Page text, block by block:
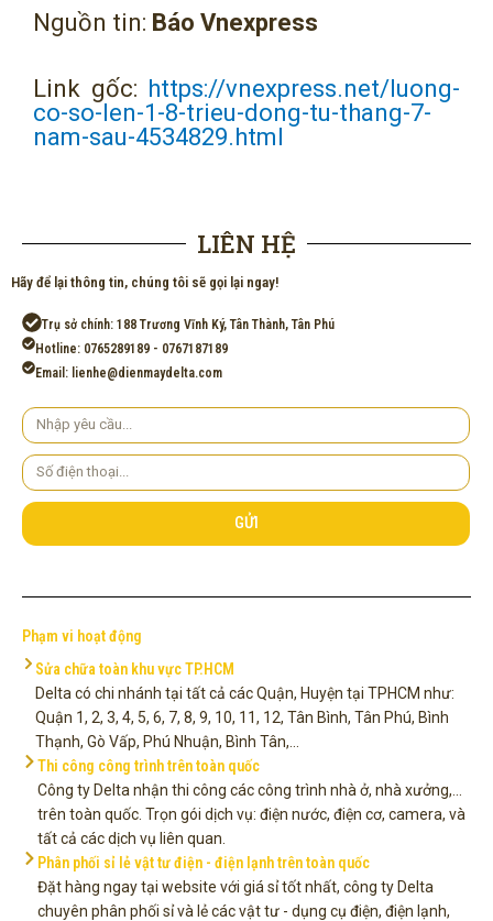
Nguồn tin: Báo Vnexpress
Link gốc: https://vnexpress.net/luong-
co-so-len-1-8-trieu-dong-tu-thang-7-
nam-sau-4534829.html
LIÊN HỆ
Hãy để lại thông tin, chúng tôi sẽ gọi lại ngay!
Trụ sở chính: 188 Trương Vĩnh Ký, Tân Thành, Tân Phú
Hotline: 0765289189 - 0767187189
Email: lienhe@dienmaydelta.com
Yêu
cầu
Số
điện
thoại
GỬI
Phạm vi hoạt động
Sửa chữa toàn khu vực TP.HCM
Delta có chi nhánh tại tất cả các Quận, Huyện tại TPHCM như:
Quận 1, 2, 3, 4, 5, 6, 7, 8, 9, 10, 11, 12, Tân Bình, Tân Phú, Bình
Thạnh, Gò Vấp, Phú Nhuận, Bình Tân,...
Thi công công trình trên toàn quốc
Công ty Delta nhận thi công các công trình nhà ở, nhà xưởng,...
trên toàn quốc. Trọn gói dịch vụ: điện nước, điện cơ, camera, và
tất cả các dịch vụ liên quan.
Phân phối sỉ lẻ vật tư điện - điện lạnh trên toàn quốc
Đặt hàng ngay tại website với giá sỉ tốt nhất, công ty Delta
chuyên phân phối sỉ và lẻ các vật tư - dụng cụ điện, điện lạnh,